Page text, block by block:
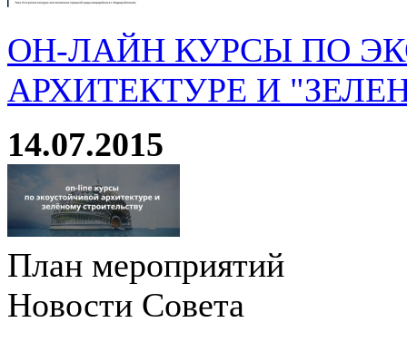
ОН-ЛАЙН КУРСЫ ПО
АРХИТЕКТУРЕ И
14.07.2015
План мероприятий
Новости Совета